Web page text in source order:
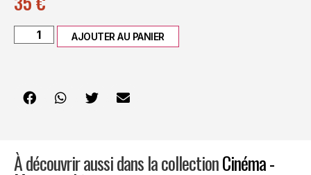
AJOUTER AU PANIER
À découvrir aussi dans la collectionCinéma -